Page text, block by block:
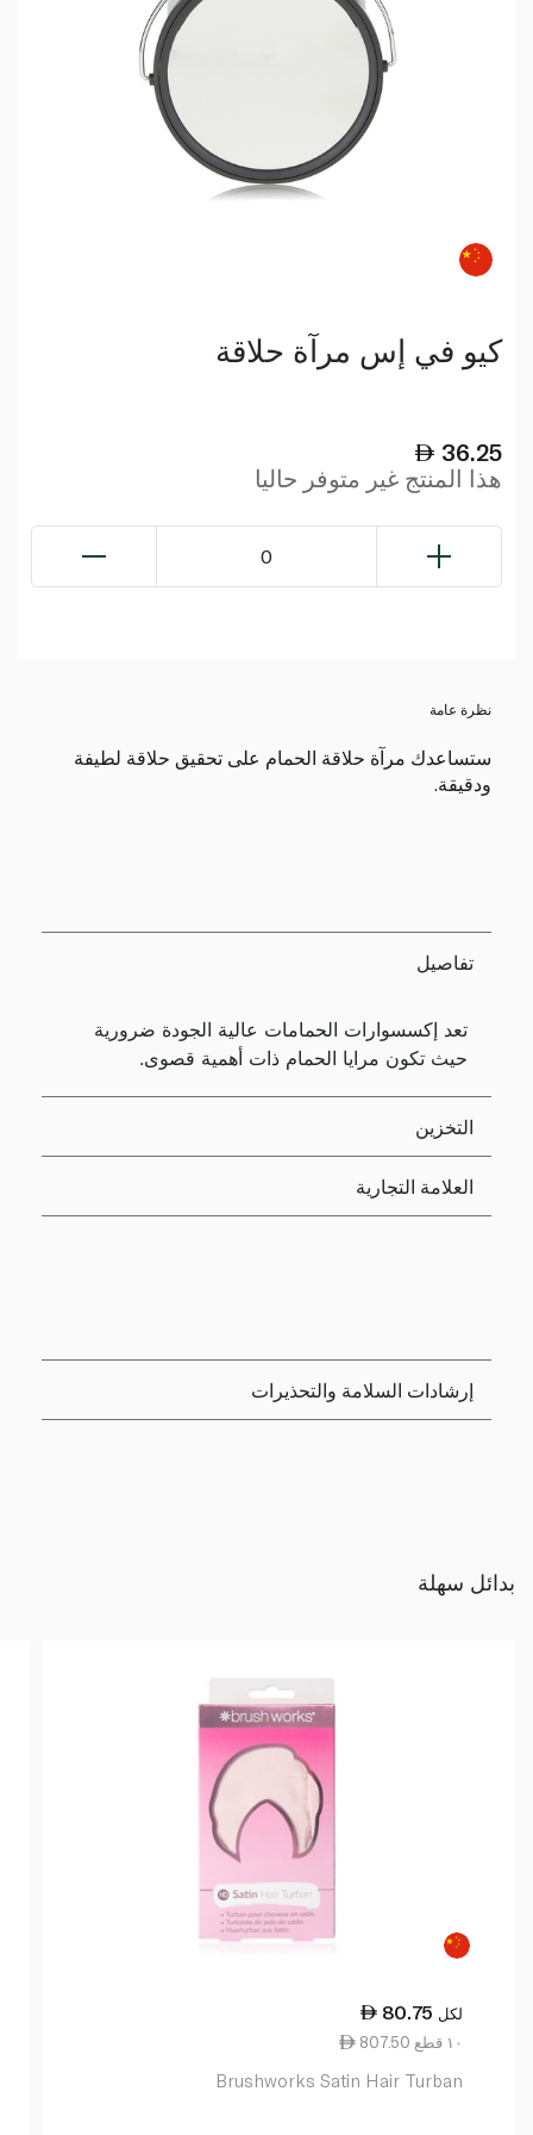
كيو في إس مرآة حلاقة
36.25
هذا المنتج غير متوفر حاليا
0
نظرة عامة
ستساعدك مرآة حلاقة الحمام على تحقيق حلاقة لطيفة
ودقيقة.
تفاصيل
تعد إكسسوارات الحمامات عالية الجودة ضرورية
حيث تكون مرايا الحمام ذات أهمية قصوى.
التخزين
العلامة التجارية
إرشادات السلامة والتحذيرات
بدائل سهلة
80.75 لكل
807.50 ١٠ قطع
Brushworks Satin Hair Turban